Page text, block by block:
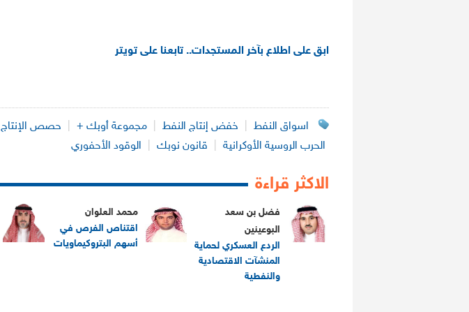
ابق على اطلاع بآخر المستجدات.. تابعنا على تويتر
اسواق النفط خفض إنتاج النفط مجموعة أوبك + حصص الإنتاج
الحرب الروسية الأوكرانية
قانون نوبك الوقود الأحفوري
الاكثر قراءة
فضل بن سعد
البوعينين
الردع العسكري لحماية
المنشآت الاقتصادية
والنفطية
محمد العلوان
اقتناص الفرص في
أسهم البتروكيماويات